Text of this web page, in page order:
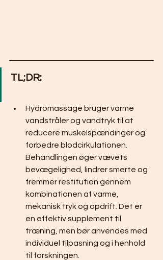
TL;DR:
Hydromassage bruger varme
vandstråler og vandtryk til at
reducere muskelspændinger og
forbedre blodcirkulationen.
Behandlingen øger vævets
bevægelighed, lindrer smerte og
fremmer restitution gennem
kombinationen af varme,
mekanisk tryk og opdrift. Det er
en effektiv supplement til
træning, men bør anvendes med
individuel tilpasning og i henhold
til forskningen.